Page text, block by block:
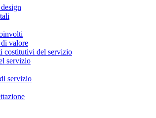
valore
costitutivi del servizio
servizio
servizio